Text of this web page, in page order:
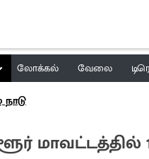
லோக்கல் வேலை
நாடு
மாவட்டத்தில்